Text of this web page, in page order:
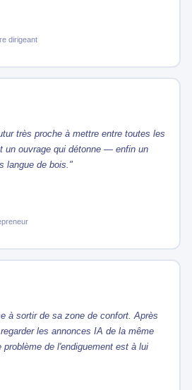
dirigeant
très proche à mettre entre toutes les
un ouvrage qui détonne — enfin un
langue de bois."
à sortir de sa zone de confort. Après
les annonces IA de la même
de l'endiguement est à lui